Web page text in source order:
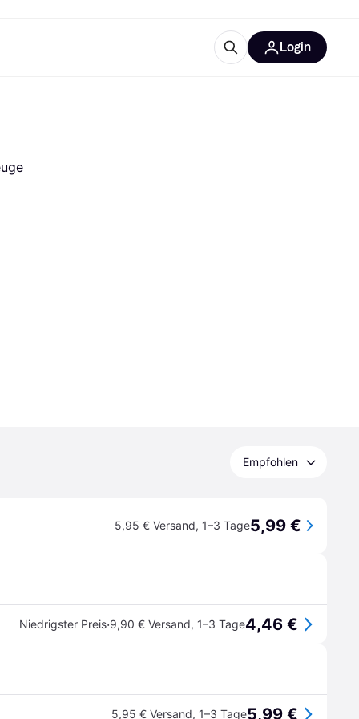
Login
Empfohlen
5,95 € Versand, 1–3 Tage5,99 €
Niedrigster Preis·9,90 € Versand, 1–3 Tage4,46 €
5,95 € Versand, 1–3 Tage5,99 €